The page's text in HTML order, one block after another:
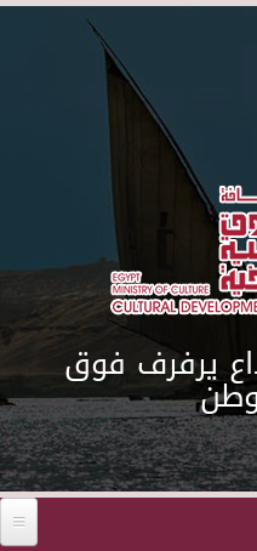
Skip to main content
يرفرف فوق